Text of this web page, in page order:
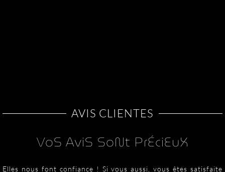
AVIS CLIENTES
VoS AviS SoNt PrÉciEuX
Elles nous font confiance ! Si vous aussi, vous êtes satisfaite